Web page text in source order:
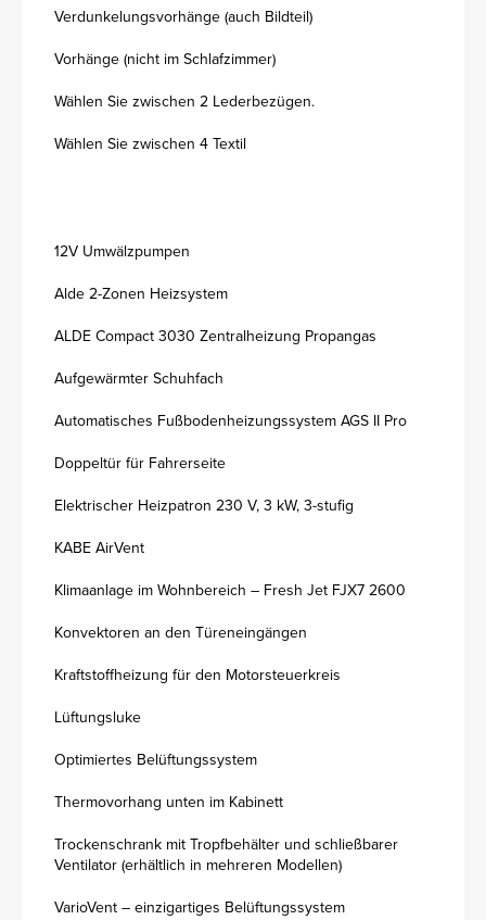
Verdunkelungsvorhänge (auch Bildteil)
Vorhänge (nicht im Schlafzimmer)
Wählen Sie zwischen 2 Lederbezügen.
Wählen Sie zwischen 4 Textil
12V Umwälzpumpen
Alde 2-Zonen Heizsystem
ALDE Compact 3030 Zentralheizung Propangas
Aufgewärmter Schuhfach
Automatisches Fußbodenheizungssystem AGS II Pro
Doppeltür für Fahrerseite
Elektrischer Heizpatron 230 V, 3 kW, 3-stufig
KABE AirVent
Klimaanlage im Wohnbereich – Fresh Jet FJX7 2600
Konvektoren an den Türeneingängen
Kraftstoffheizung für den Motorsteuerkreis
Lüftungsluke
Optimiertes Belüftungssystem
Thermovorhang unten im Kabinett
Trockenschrank mit Tropfbehälter und schließbarer
Ventilator (erhältlich in mehreren Modellen)
VarioVent – einzigartiges Belüftungssystem